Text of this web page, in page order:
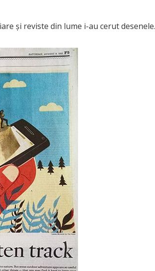
și reviste din lume i-au cerut desenele.